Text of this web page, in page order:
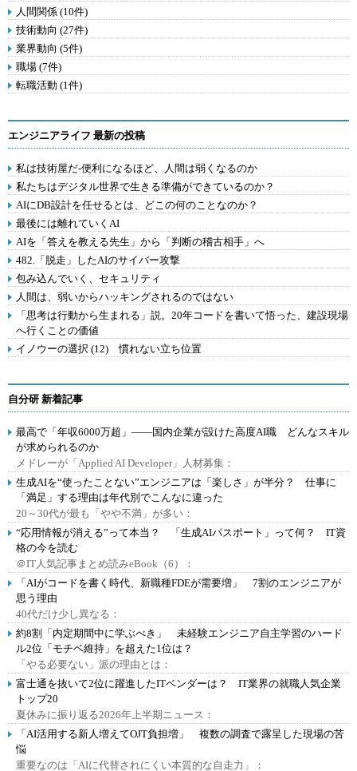
人間関係 (10件)
技術動向 (27件)
業界動向 (5件)
職場 (7件)
転職活動 (1件)
エンジニアライフ 最新の投稿
私は技術屋だ-便利になるほど、人間は弱くなるのか
私たちはデジタル世界で生きる準備ができているのか？
AIにDB設計を任せるとは、どこの何のことなのか？
最後には離れていくAI
AIを「答えを教える先生」から「判断の稽古相手」へ
482.「脱走」したAIのサイバー攻撃
包み込んでいく、セキュリティ
人間は、弱いからハッキングされるのではない
「思考は行動から生まれる」説。20年コードを書いて悟った、建設現場
へ行くことの価値
イノウーの選択 (12) 慣れない立ち位置
自分研 新着記事
最高で「年収6000万超」――国内企業が設けた高度AI職 どんなスキル
が求められるのか
メドレーが「Applied AI Developer」人材募集：
生成AIを“使ったことない”エンジニアは「楽しさ」が半分？ 仕事に
「満足」する理由は年代別でこんなに違った
20～30代が最も「やや不満」が多い：
“応用情報が消える”って本当？ 「生成AIパスポート」って何？ IT資
格の今を読む
＠IT人気記事まとめ読みeBook（6）：
「AIがコードを書く時代、新職種FDEが需要増」 7割のエンジニアが
思う理由
40代だけ少し異なる：
約8割「内定期間中に学ぶべき」 未経験エンジニア自主学習のハード
ル2位「モチベ維持」を超えた1位は？
「やる必要ない」派の理由とは：
富士通を抜いて2位に躍進したITベンダーは？ IT業界の就職人気企業
トップ20
夏休みに振り返る2026年上半期ニュース：
「AI活用する新人増えてOJT負担増」 複数の調査で露呈した現場の苦
悩
重要なのは「AIに代替されにくい本質的な自走力」：